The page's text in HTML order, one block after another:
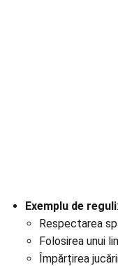
Exemplu de reguli:
Respectarea
Folosirea unui
Împărțirea